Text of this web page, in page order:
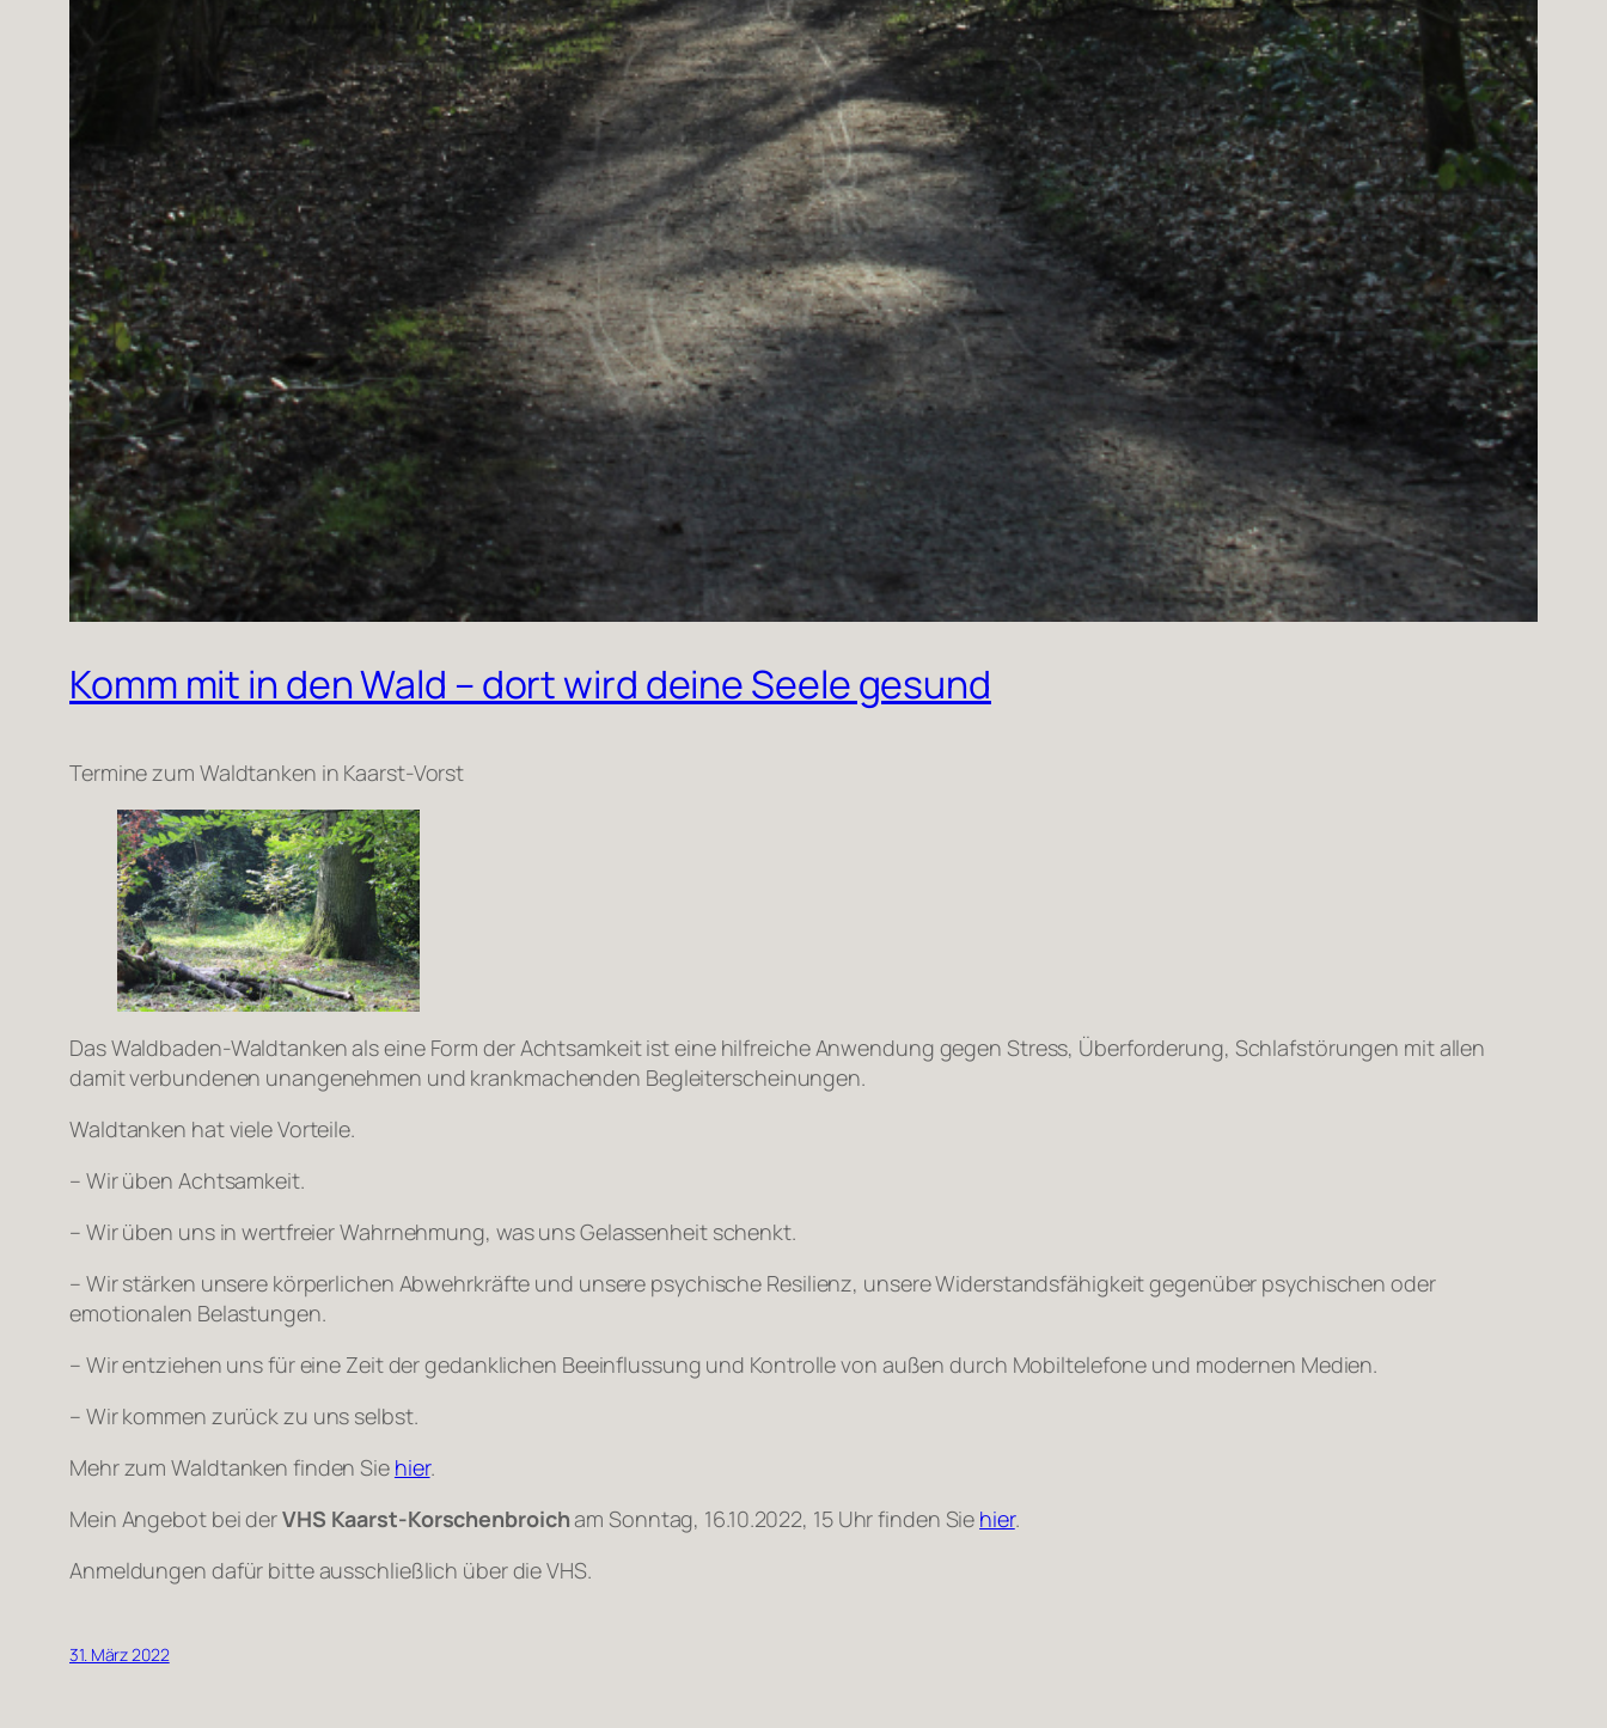
Komm mit in den Wald – dort wird deine Seele gesund
Termine zum Waldtanken in Kaarst-Vorst
Das Waldbaden-Waldtanken als eine Form der Achtsamkeit ist eine hilfreiche Anwendung gegen Stress, Überforderung, Schlafstörungen mit allen
damit verbundenen unangenehmen und krankmachenden Begleiterscheinungen.
Waldtanken hat viele Vorteile.
– Wir üben Achtsamkeit.
– Wir üben uns in wertfreier Wahrnehmung, was uns Gelassenheit schenkt.
– Wir stärken unsere körperlichen Abwehrkräfte und unsere psychische Resilienz, unsere Widerstandsfähigkeit gegenüber psychischen oder
emotionalen Belastungen.
– Wir entziehen uns für eine Zeit der gedanklichen Beeinflussung und Kontrolle von außen durch Mobiltelefone und modernen Medien.
– Wir kommen zurück zu uns selbst.
Mehr zum Waldtanken finden Sie hier.
Mein Angebot bei derVHS Kaarst-Korschenbroicham Sonntag, 16.10.2022, 15 Uhr finden Sie hier.
Anmeldungen dafür bitte ausschließlich über die VHS.
31. März 2022